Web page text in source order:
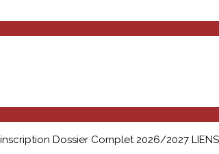
Dossier Complet 2026/2027 LIENS